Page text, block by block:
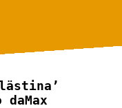
daMax